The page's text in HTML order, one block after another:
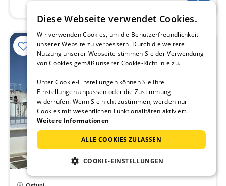
Diese Webseite verwendet Cookies.
Wir verwenden Cookies, um die Benutzerfreundlichkeit
unserer Website zu verbessern. Durch die weitere
Nutzung unserer Webseite stimmen Sie der Verwendung
von Cookies gemäß unserer Cookie-Richtlinie zu.
Unter Cookie-Einstellungen können Sie Ihre
Einstellungen anpassen oder die Zustimmung
widerrufen. Wenn Sie nicht zustimmen, werden nur
Cookies mit wesentlichen Funktionalitäten aktiviert.
Weitere Informationen
ALLE COOKIES ZULASSEN
COOKIE-EINSTELLUNGEN